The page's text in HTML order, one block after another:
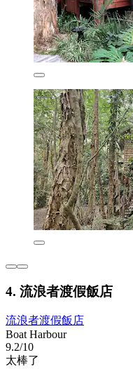
4. 流浪者渡假飯店
流浪者渡假飯店
Boat Harbour
9.2/10
太棒了